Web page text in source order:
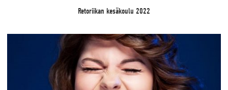
Retoriikan kesäkoulu 2022